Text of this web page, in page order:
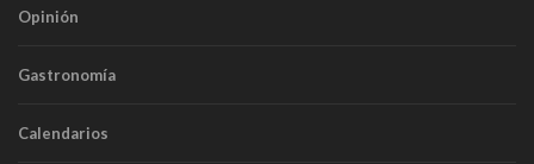
Opinión
Gastronomía
Calendarios